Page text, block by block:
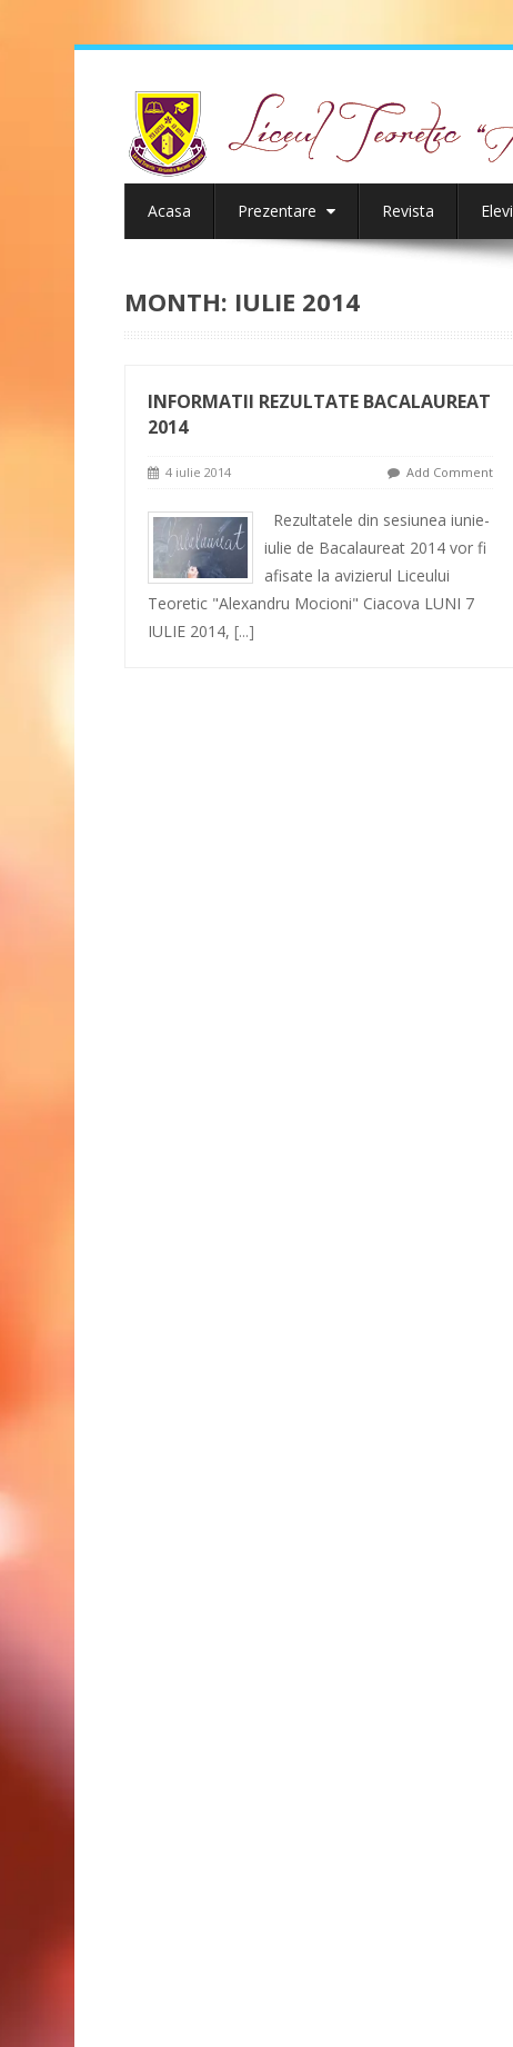
Acasa Prezentare Revista Elevi
MONTH: IULIE 2014
INFORMATII REZULTATE BACALAUREAT
2014
4 iulie 2014 Add Comment
Rezultatele din sesiunea iunie-
iulie de Bacalaureat 2014 vor fi
afisate la avizierul Liceului
Teoretic "Alexandru Mocioni" Ciacova LUNI 7
IULIE 2014,[...]